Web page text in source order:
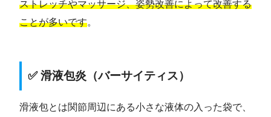
ストレッチやマッサージ、姿勢改善によって改善する
ことが多いです。
✅ 滑液包炎（バーサイティス）
滑液包とは関節周辺にある小さな液体の入った袋で、